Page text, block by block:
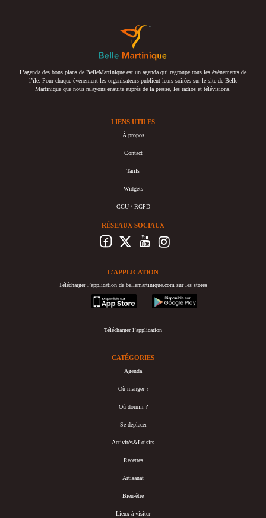
L’agenda des bons plans de BelleMartinique est un agenda qui regroupe tous les événements de
l’île. Pour chaque événement les organisateurs publient leurs soirées sur le site de Belle
Martinique que nous relayons ensuite auprès de la presse, les radios et télévisions.
LIENS UTILES
À propos
Contact
Tarifs
Widgets
CGU / RGPD
RÉSEAUX SOCIAUX
L’APPLICATION
Télécharger l’application de bellemartinique.com sur les stores
appstore
googleplay
Télécharger l’application
CATÉGORIES
Agenda
Où manger ?
Où dormir ?
Se déplacer
Activités&Loisirs
Recettes
Artisanat
Bien-être
Lieux à visiter